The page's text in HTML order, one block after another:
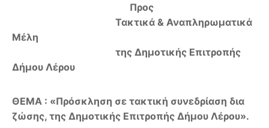
Προς
Τακτικά & Αναπληρωματικά
Μέλη
της Δημοτικής Επιτροπής
Δήμου Λέρου
ΘΕΜΑ : «Πρόσκληση σε τακτική συνεδρίαση δια
ζώσης, της Δημοτικής Επιτροπής Δήμου Λέρου».